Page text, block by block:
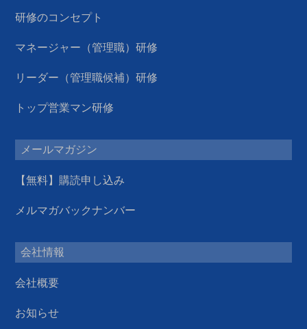
研修のコンセプト
マネージャー（管理職）研修
リーダー（管理職候補）研修
トップ営業マン研修
メールマガジン
【無料】購読申し込み
メルマガバックナンバー
会社情報
会社概要
お知らせ